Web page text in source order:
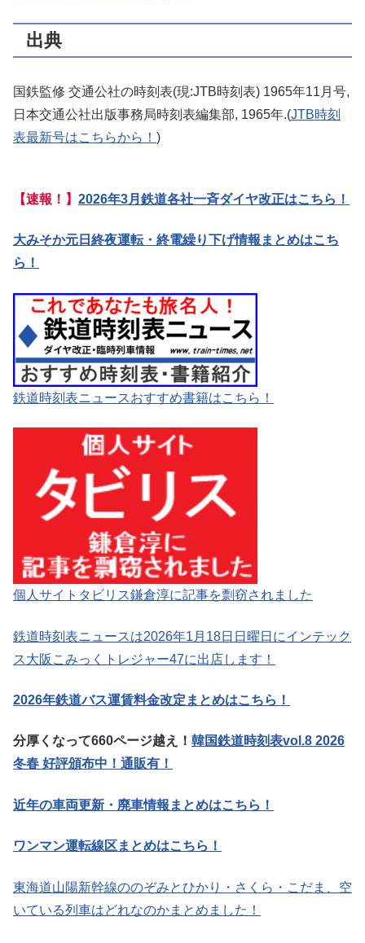
出典
国鉄監修 交通公社の時刻表(現:JTB時刻表) 1965年11月号,
日本交通公社出版事務局時刻表編集部, 1965年.(JTB時刻
表最新号はこちらから！ )
【速報！】 2026年3月鉄道各社一斉ダイヤ改正はこちら！
大みそか元日終夜運転・終電繰り下げ情報まとめはこち
ら！
鉄道時刻表ニュースおすすめ書籍はこちら！
個人サイトタビリス鎌倉淳に記事を剽窃されました
鉄道時刻表ニュースは2026年1月18日日曜日にインテック
ス大阪こみっくトレジャー47に出店します！
2026年鉄道バス運賃料金改定まとめはこちら！
分厚くなって660ページ越え！ 韓国鉄道時刻表vol.8 2026
冬春 好評頒布中！通販有！
近年の車両更新・廃車情報まとめはこちら！
ワンマン運転線区まとめはこちら！
東海道山陽新幹線ののぞみとひかり・さくら・こだま、空
いている列車はどれなのかまとめました！